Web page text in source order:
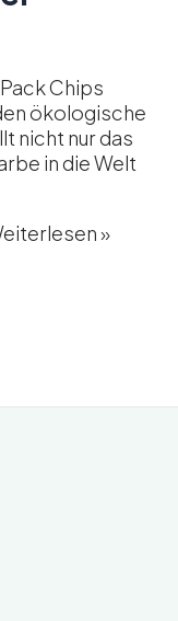
Chips
ökologische
nicht nur das
in die Welt
»